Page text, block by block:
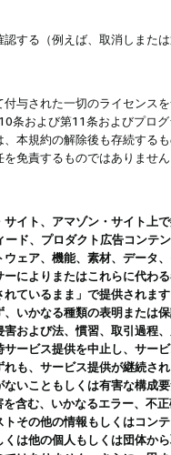
する（例えば、取消しまた
与された一切のライセンス
条および第11条およびプロ
本規約の解除後も存続する
免責するものではありませ
イト、アマゾン・サイト上
、プロダクト広告コンテ
ェア、機能、素材、データ
によりまたはこれらに代わ
ているまま」で提供されま
いかなる種類の表明または
および法、慣習、取引過程
ービス提供を中止し、サー
も、サービス提供が継続さ
いこともしくは有害な構成
含む、いかなるエラー、不
その他の情報もしくはコン
は他の個人もしくは団体か